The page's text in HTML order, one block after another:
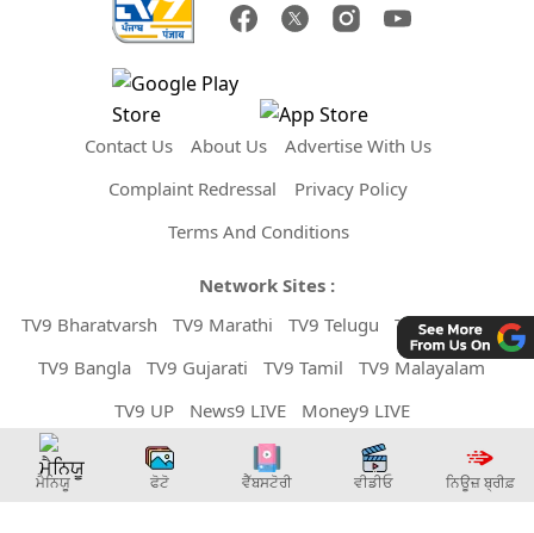
Contact Us About Us
Advertise With Us
Complaint Redressal
Privacy Policy
Terms And Conditions
Network Sites :
TV9 Bharatvarsh
TV9 Marathi TV9 Telugu
TV9 Kannada
TV9 Bangla
TV9 Gujarati TV9 Tamil
TV9 Malayalam
TV9 UP
News9 LIVE Money9 LIVE
Copyright © 2026 TV9 Punjabi. All Rights Reserved.
ਮੈਨਿਯੂ
ਫੋਟੋ ਵੈੱਬਸਟੋਰੀ ਵੀਡੀਓ ਨਿਊਜ਼ ਬ੍ਰੀਫ਼